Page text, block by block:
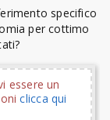
specifico
per cottimo
essere un
clicca qui